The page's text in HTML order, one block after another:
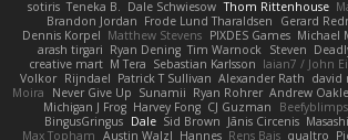
sotiris Teneka B. Dale Schwiesow Thom Rittenhouse
Brandon Jordan Frode Lund Tharaldsen Gerard
Dennis Korpel Matthew Stevens PIXDES Games Michael
arash tirgari Ryan Dening Tim Warnock Steven
creative mart M Tera Sebastian Karlsson Iaian7 / John
Volkor Rijndael Patrick T Sullivan Alexander Rath david
Moira
Never Give Up Sunamii Ryan Rohrer Andrew
Michigan J Frog Harvey Fong CJ Guzman Beefyblimps
BingusGringus Dale Sid Brown Jānis Circenis
Max Topham Austin Walzl Hannes Rens Bais qualtro